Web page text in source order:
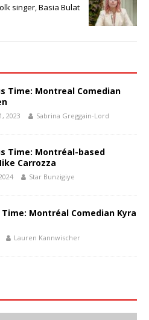
singer, Basia Bulat
Time: Montreal Comedian
2023 Sabrina Greggain-Lord
Time: Montréal-based
Carrozza
Star Bunzigiye
Montréal Comedian Kyra
Lauren Kannwischer